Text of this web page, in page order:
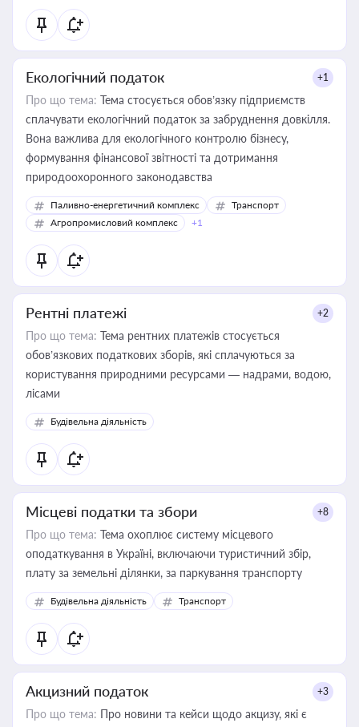
Екологічний податок +1
Про що тема: Тема стосується обов’язку підприємств
сплачувати екологічний податок за забруднення довкілля.
Вона важлива для екологічного контролю бізнесу,
формування фінансової звітності та дотримання
природоохоронного законодавства
Паливно-енергетичний комплекс
Транспорт
Агропромисловий комплекс
+1
Рентні платежі +2
Про що тема: Тема рентних платежів стосується
обов’язкових податкових зборів, які сплачуються за
користування природними ресурсами — надрами, водою,
лісами
Будівельна діяльність
Місцеві податки та збори +8
Про що тема: Тема охоплює систему місцевого
оподаткування в Україні, включаючи туристичний збір,
плату за земельні ділянки, за паркування транспорту
Будівельна діяльність Транспорт
Акцизний податок +3
Про що тема: Про новини та кейси щодо акцизу, які є